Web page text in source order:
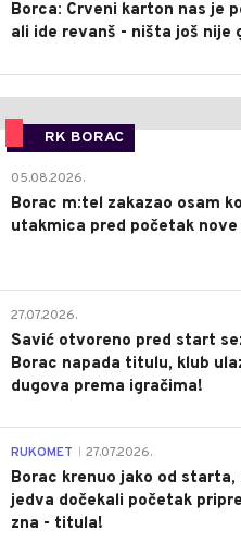
Borca: Crveni karton nas je
ali ide revanš - ništa još nije
RK BORAC
05.08.2026.
Borac m:tel zakazao osam
utakmica pred početak nove
27.07.2026.
Savić otvoreno pred start
Borac napada titulu, klub
dugova prema igračima!
RUKOMET 27.07.2026.
Borac krenuo jako od starta,
jedva dočekali početak
zna - titula!